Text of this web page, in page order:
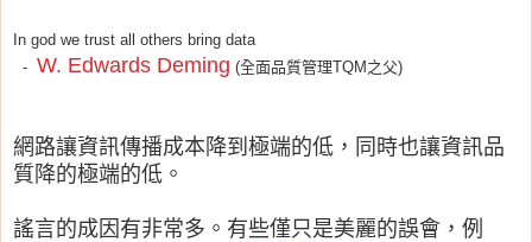
In god we trust all others bring data
- W. Edwards Deming (全面品質管理TQM之父)
網路讓資訊傳播成本降到極端的低，同時也讓資訊品
質降的極端的低。
謠言的成因有非常多。有些僅只是美麗的誤會，例